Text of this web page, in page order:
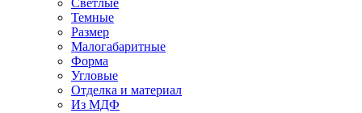
Светлые
Темные
Размер
Малогабаритные
Форма
Угловые
Отделка и материал
Из МДФ